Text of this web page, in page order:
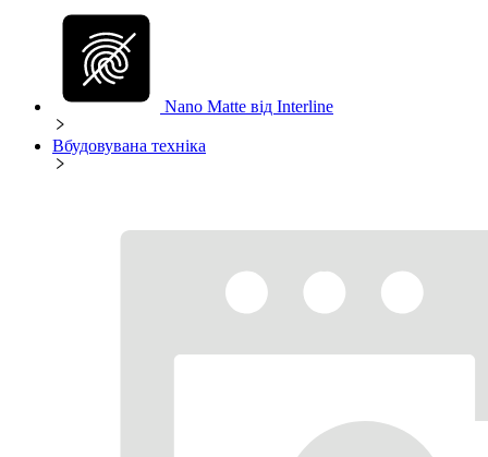
Nano Matte від Interline
Вбудовувана техніка